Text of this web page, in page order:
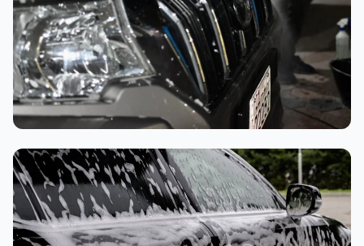
تنظيف داخلي